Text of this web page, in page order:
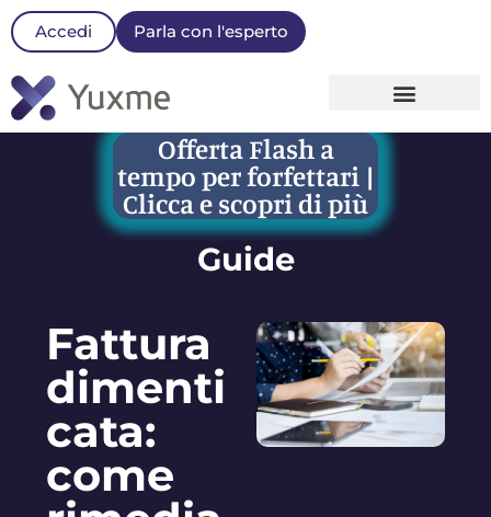
Accedi Parla con l'esperto
Offerta Flash a
tempo per forfettari |
Clicca e scopri di più
Guide
Fattura
dimenti
cata:
come